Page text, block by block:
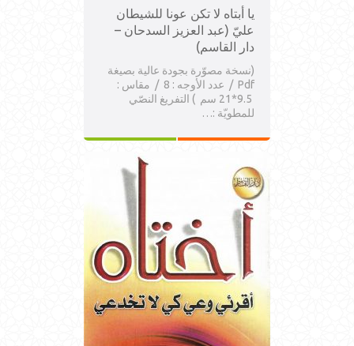
يا أبتاه لا تكن عونا للشيطان
عليّ (عبد العزيز السدحان –
دار القاسم)
(نسخة مصوّرة بجودة عالية بصيغة
Pdf / عدد الأوجه : 8 / مقاس :
9.5*21 سم ) التفريغ النصّي
للمطويّة :…